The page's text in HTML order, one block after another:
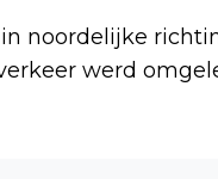
noordelijke
werd